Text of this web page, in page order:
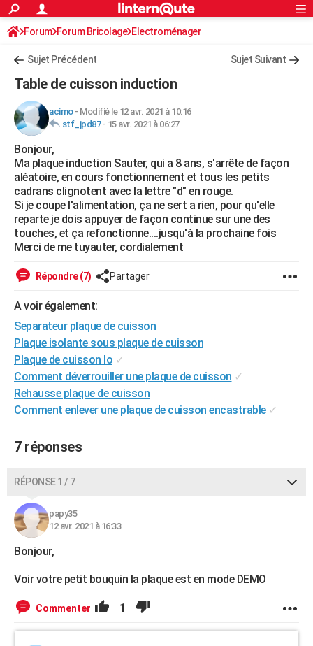
ACTUALITÉS
Politique
Société
Faits Divers
Education
Monde
Villes
+
FINANCE
Retraite
Impôts
Epargne
Immobilier
Risques naturels par ville
Banque
Assurance
Crédit
AUTO
Essais
Réserver un essai
Citadines
Berlines
SUV
Forum auto
+HIGH-TECH
Mobiles
Meilleur smartphone
Internet
Ordinateurs
Jeux vidéo
Guide high-tech
+BRICOLAGE
Forum
Aménagement intérieur
Extérieur
Cuisine
Salle de bains
Jardinage
Rangement
WEEK-END
Guides de France
Escapades
Patrimoine
Expositions
Musées
Week-end nature
+LIFESTYLE
Art de vivre
Bien-être
Loisirs
Mode
Modes de vie
SANTE
VOYAGE
Destinations
City break
Voyage nature
Voyage de noces
Forum
Climat
+PHOTO
GUIDES D'ACHAT
BONS PLANS
CARTE DE VOEUX
Carte de Noël
Carte Bonne année
Carte Saint-Valentin
Carte Pâques
Carte d'anniversaire
DICTIONNAIRE
S'inscrire
Se connecter
Lycées
Collèges
Primaires
Universités
Entreprises
Service militaire
Avis de recherche
AVIS DE DÉCÈS
FORUM
Bricolage
Lifestyle
Culture
Sport
Auto
Television
Voyage
Cinema
S'inscrire
Connexion
Forum Forum Bricolage Electroménager
Sujet Précédent Sujet Suivant
Table de cuisson induction
acimo- Modifié le 12 avr. 2021 à 10:16
stf_jpd87- 15 avr. 2021 à 06:27
Bonjour,
Ma plaque induction Sauter, qui a 8 ans, s'arrête de façon
aléatoire, en cours fonctionnement et tous les petits
cadrans clignotent avec la lettre "d" en rouge.
Si je coupe l'alimentation, ça ne sert a rien, pour qu'elle
reparte je dois appuyer de façon continue sur une des
touches, et ça refonctionne....jusqu'à la prochaine fois
Merci de me tuyauter, cordialement
Répondre (7) Partager
A voir également:
Separateur plaque de cuisson
Plaque isolante sous plaque de cuisson
Plaque de cuisson lo ✓
Comment déverrouiller une plaque de cuisson ✓
Rehausse plaque de cuisson
Comment enlever une plaque de cuisson encastrable ✓
7 réponses
RÉPONSE 1 / 7
papy35
12 avr. 2021 à 16:33
Bonjour,
Voir votre petit bouquin la plaque est en mode DEMO
Commenter 1